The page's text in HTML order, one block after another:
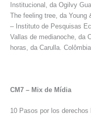
Institucional, da Ogilvy
The feeling tree, da Young
– Instituto de Pesquisas
Vallas de medianoche, da
horas, da Carulla. Colômbia
CM7 – Mix de Mídia
10 Pasos por los derechos